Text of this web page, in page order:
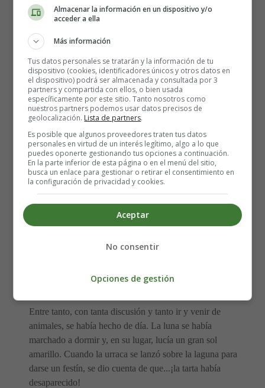
La hipopotama Pótama, dando un berrido espeluznante,
no pudo hacerlo, porque oyó los gritos de protesta de la
urraca Paca que volaba alrededor de la laguna:
-¿Cómo te atreves, hipopótama insensata? Esa tarta tiene
que ser mía.
ataque de hipo.
-Pues porque soy el animal más rico de estos contornos y
puedo comprarlo todo con mis riquezas. ¿A que no
de piedras brillantes? –le propuso la urraca, mostrándole
un montón de rubíes, esmeraldas y diamantes.
cogió las piedras preciosas y salió corriendo.
Entre tanto, con tanta discusión y tanto ir y venir de
animales, se había hecho de día. La luna se había
marchado a dormir y, en su lugar, lucía un gran sol
amarillo. Cuando la urraca se lanzó sobre la laguna para
darse un festín, se dio cuenta de que...¡la tarta había
desaparecido!
Almacenar la información en un dispositivo y/o
acceder a ella
Más información
Tus datos personales se tratarán y la información de tu
dispositivo (cookies, identificadores únicos y otros datos en
el dispositivo) podrá ser almacenada y consultada por 3
partners y compartida con ellos, o bien usada
específicamente por este sitio. Tanto nosotros como
nuestros partners podemos usar datos precisos de
geolocalización. Lista de partners.
Es posible que algunos proveedores traten tus datos
personales en virtud de un interés legítimo, algo a lo que
puedes oponerte gestionando tus opciones a continuación.
En la parte inferior de esta página o en el menú del sitio,
busca un enlace para gestionar o retirar el consentimiento en
la configuración de privacidad y cookies.
Aceptar
No consentir
Opciones de gestión